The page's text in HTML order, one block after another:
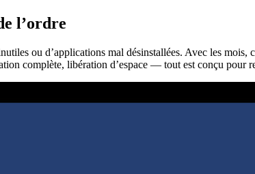
l’ordre
ou d’applications mal désinstallées. Avec les
complète, libération d’espace — tout est conçu pour